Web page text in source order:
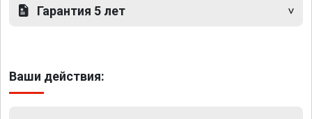
Гарантия 5 лет
Ваши действия: